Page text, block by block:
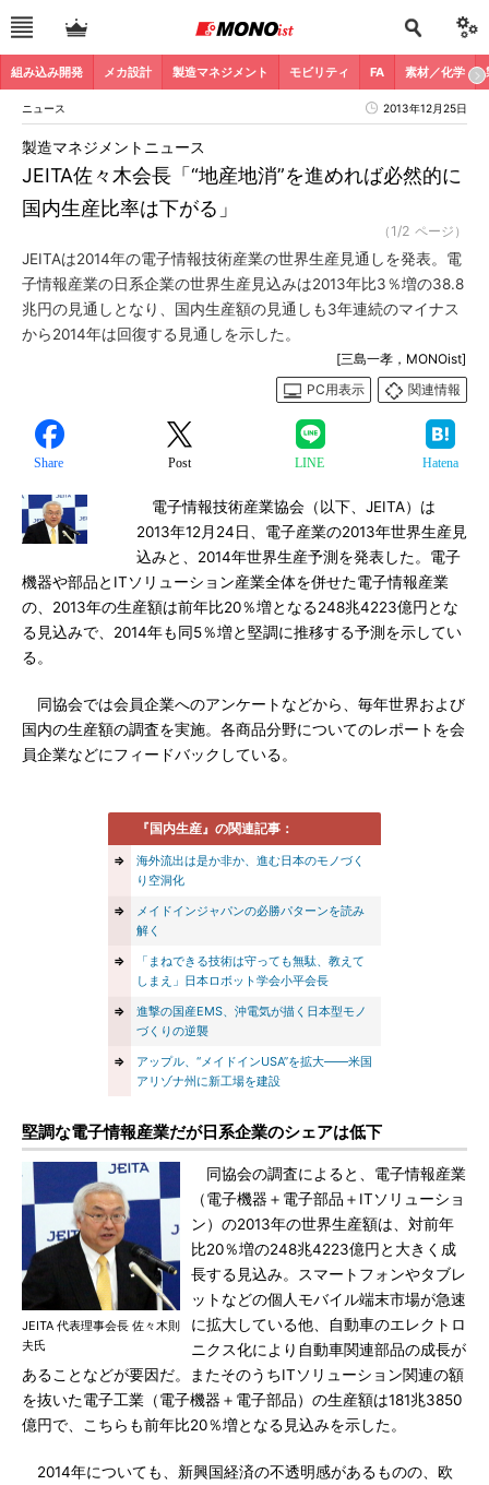
組み込み開発 メカ設計 製造マネジメント モビリティ FA 素材／化学
ニュース 2013年12月25日
JEITA佐々木会長「“地産地消”を進めれば必然的に
国内生産比率は下がる」
製造マネジメントニュース
（1/2 ページ）
JEITAは2014年の電子情報技術産業の世界生産見通しを発表。電
子情報産業の日系企業の世界生産見込みは2013年比3％増の38.8
兆円の見通しとなり、国内生産額の見通しも3年連続のマイナス
から2014年は回復する見通しを示した。
[三島一孝，MONOist]
PC用表示
関連情報
Share Post LINE Hatena
電子情報技術産業協会（以下、JEITA）は
2013年12月24日、電子産業の2013年世界生産見
込みと、2014年世界生産予測を発表した。電子
機器や部品とITソリューション産業全体を併せた電子情報産業
の、2013年の生産額は前年比20％増となる248兆4223億円とな
る見込みで、2014年も同5％増と堅調に推移する予測を示してい
る。
同協会では会員企業へのアンケートなどから、毎年世界および
国内の生産額の調査を実施。各商品分野についてのレポートを会
員企業などにフィードバックしている。
『国内生産』の関連記事：
⇒
海外流出は是か非か、進む日本のモノづく
り空洞化
⇒
メイドインジャパンの必勝パターンを読み
解く
⇒
「まねできる技術は守っても無駄、教えて
しまえ」日本ロボット学会小平会長
⇒
進撃の国産EMS、沖電気が描く日本型モノ
づくりの逆襲
⇒
アップル、“メイドインUSA”を拡大――米国
アリゾナ州に新工場を建設
堅調な電子情報産業だが日系企業のシェアは低下
JEITA 代表理事会長 佐々木則
夫氏
同協会の調査によると、電子情報産業
（電子機器＋電子部品＋ITソリューショ
ン）の2013年の世界生産額は、対前年
比20％増の248兆4223億円と大きく成
長する見込み。スマートフォンやタブレ
ットなどの個人モバイル端末市場が急速
に拡大している他、自動車のエレクトロ
ニクス化により自動車関連部品の成長が
あることなどが要因だ。またそのうちITソリューション関連の額
を抜いた電子工業（電子機器＋電子部品）の生産額は181兆3850
億円で、こちらも前年比20％増となる見込みを示した。
2014年についても、新興国経済の不透明感があるものの、欧